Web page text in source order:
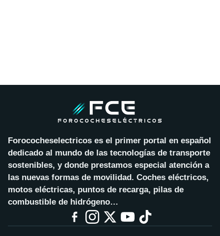
Forococheselectricos es el primer portal en español
dedicado al mundo de las tecnologías de transporte
sostenibles, y donde prestamos especial atención a
las nuevas formas de movilidad. Coches eléctricos,
motos eléctricas, puntos de recarga, pilas de
combustible de hidrógeno…